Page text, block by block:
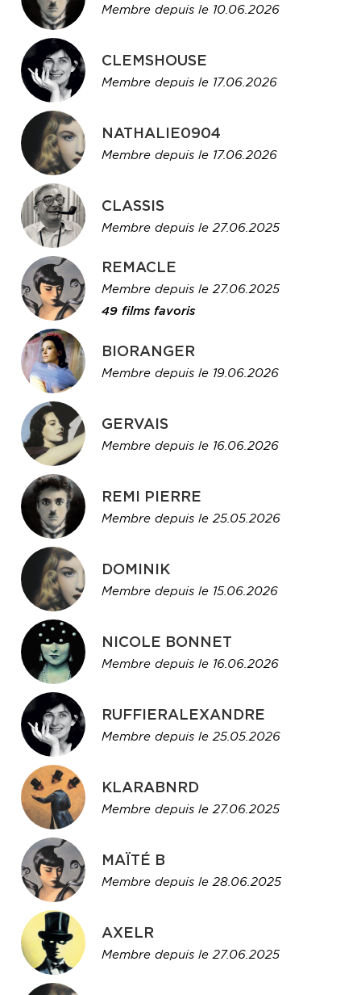
Membre depuis le 10.06.2026
CLEMSHOUSE
Membre depuis le 17.06.2026
NATHALIE0904
Membre depuis le 17.06.2026
CLASSIS
Membre depuis le 27.06.2025
REMACLE
Membre depuis le 27.06.2025
49 films favoris
BIORANGER
Membre depuis le 19.06.2026
GERVAIS
Membre depuis le 16.06.2026
REMI PIERRE
Membre depuis le 25.05.2026
DOMINIK
Membre depuis le 15.06.2026
NICOLE BONNET
Membre depuis le 16.06.2026
RUFFIERALEXANDRE
Membre depuis le 25.05.2026
KLARABNRD
Membre depuis le 27.06.2025
MAÏTÉ B
Membre depuis le 28.06.2025
AXELR
Membre depuis le 27.06.2025